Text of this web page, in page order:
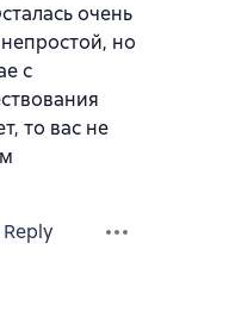
очень
но
с
то вас не
Reply